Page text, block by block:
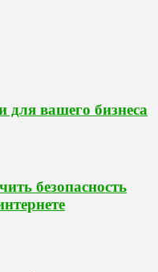
для вашего бизнеса
безопасность